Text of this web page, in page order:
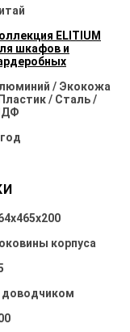
ELITIUM
шкафов и
/ Экокожа
/ Сталь /
корпуса
доводчиком